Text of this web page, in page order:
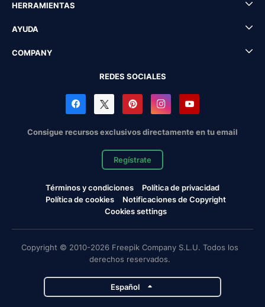
HERRAMIENTAS
AYUDA
COMPANY
REDES SOCIALES
Consigue recursos exclusivos directamente en tu email
Regístrate
Términos y condiciones
Política de privacidad
Política de cookies
Notificaciones de Copyright
Cookies settings
Copyright © 2010-2026 Freepik Company S.L.U. Todos los
derechos reservados.
Español